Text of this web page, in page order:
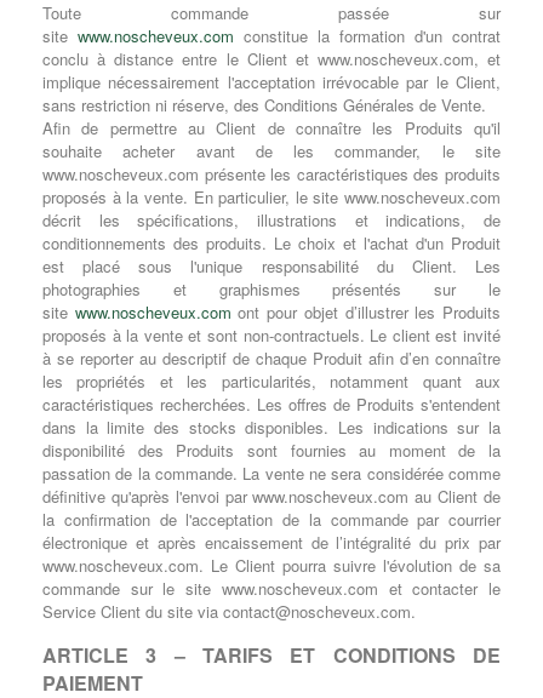
Toute commande passée sur
site www.noscheveux.com constitue la formation d'un contrat
conclu à distance entre le Client et www.noscheveux.com, et
implique nécessairement l'acceptation irrévocable par le Client,
sans restriction ni réserve, des Conditions Générales de Vente.
Afin de permettre au Client de connaître les Produits qu'il
souhaite acheter avant de les commander, le site
www.noscheveux.com présente les caractéristiques des produits
proposés à la vente. En particulier, le site www.noscheveux.com
décrit les spécifications, illustrations et indications, de
conditionnements des produits. Le choix et l'achat d'un Produit
est placé sous l'unique responsabilité du Client. Les
photographies et graphismes présentés sur le
site www.noscheveux.com ont pour objet d’illustrer les Produits
proposés à la vente et sont non-contractuels. Le client est invité
à se reporter au descriptif de chaque Produit afin d’en connaître
les propriétés et les particularités, notamment quant aux
caractéristiques recherchées. Les offres de Produits s'entendent
dans la limite des stocks disponibles. Les indications sur la
disponibilité des Produits sont fournies au moment de la
passation de la commande. La vente ne sera considérée comme
définitive qu'après l'envoi par www.noscheveux.com au Client de
la confirmation de l'acceptation de la commande par courrier
électronique et après encaissement de l’intégralité du prix par
www.noscheveux.com. Le Client pourra suivre l'évolution de sa
commande sur le site www.noscheveux.com et contacter le
Service Client du site via contact@noscheveux.com.
ARTICLE 3 – TARIFS ET CONDITIONS DE
PAIEMENT